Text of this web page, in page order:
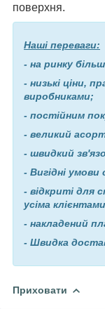
поверхня.
Наші переваги:
- на ринку
- низькі ціни,
виробниками;
- постійним
- великий
- швидкий
- Вигідні умови
- відкриті для
усіма
- накладений
- Швидка
Приховати